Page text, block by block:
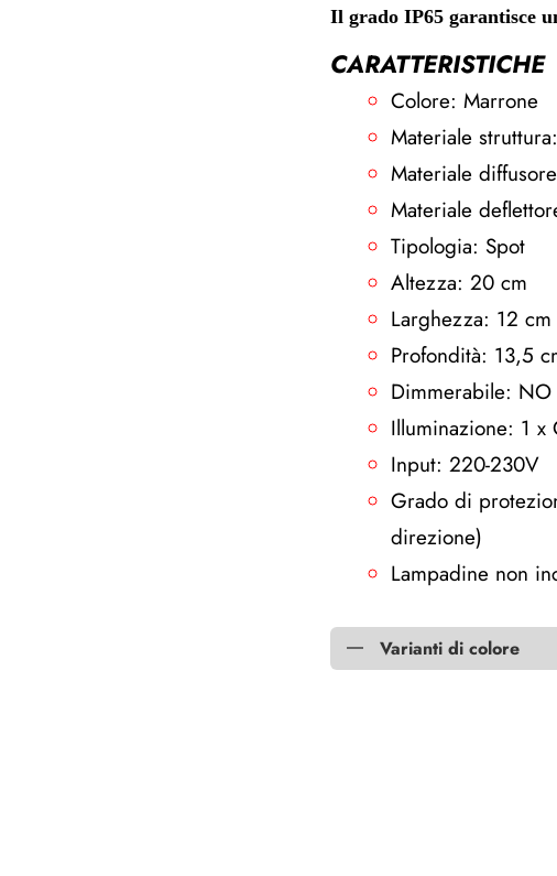
Il grado IP65 garantisce
CARATTERISTICHE
Colore: Marrone
Materiale
Materiale
Materiale
Tipologia: Spot
Altezza: 20 cm
Larghezza: 12 cm
Profondità: 13,5
Dimmerabile: NO
Illuminazione: 1 x
Input: 220-230V
Grado di
direzione)
Lampadine non
Varianti di colore